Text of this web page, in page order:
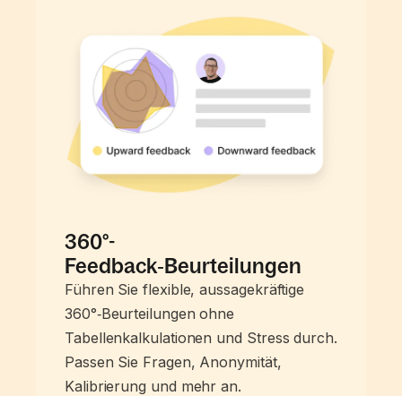
360°-
Feedback‑Beurteilungen
Führen Sie flexible, aussagekräftige
360°‑Beurteilungen ohne
Tabellenkalkulationen und Stress durch.
Passen Sie Fragen, Anonymität,
Kalibrierung und mehr an.